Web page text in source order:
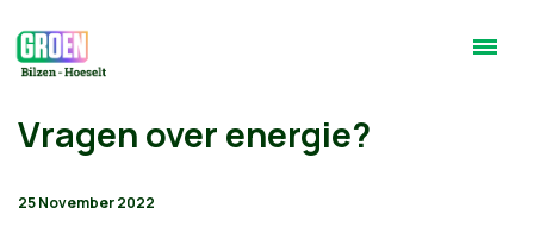
Vragen over energie?
25 November 2022